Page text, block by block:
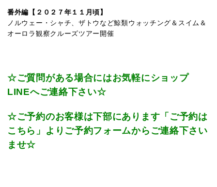
番外編【２０２７年１１月頃】
ノルウェー・シャチ、ザトウなど鯨類ウォッチング＆スイム＆
オーロラ観察クルーズツアー開催
☆ご質問がある場合にはお気軽にショップ
LINEへご連絡下さい☆
☆ご予約のお客様は下部にあります「ご予約は
こちら」よりご予約フォームからご連絡下さい
ませ☆